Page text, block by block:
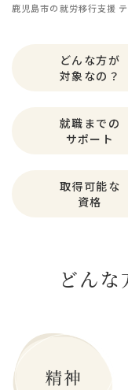
鹿児島市の就労移行支援
どんな方が
対象なの？
就職までの
サポート
取得可能な
資格
どんな